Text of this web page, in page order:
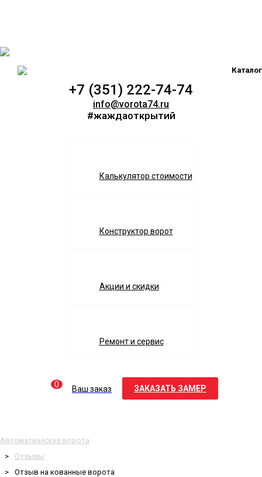
Каталог
+7 (351) 222-74-74
info@vorota74.ru
#жаждаоткрытий
Калькулятор стоимости
Конструктор ворот
Акции и скидки
Ремонт и сервис
0 Ваш заказ ЗАКАЗАТЬ ЗАМЕР
Автоматические ворота
Отзывы
Отзыв на кованные ворота